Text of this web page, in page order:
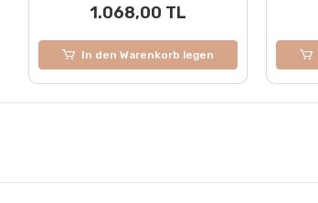
1.068,00 TL
In den Warenkorb legen